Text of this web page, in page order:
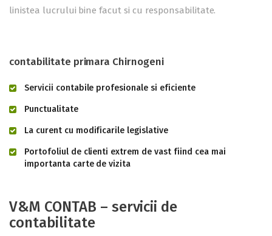
linistea lucrului bine facut si cu responsabilitate.
contabilitate primara Chirnogeni
Servicii contabile profesionale si eficiente
Punctualitate
La curent cu modificarile legislative
Portofoliul de clienti extrem de vast fiind cea mai
importanta carte de vizita
V&M CONTAB – servicii de
contabilitate